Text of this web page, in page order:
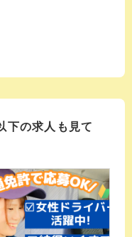
下の求人も見て